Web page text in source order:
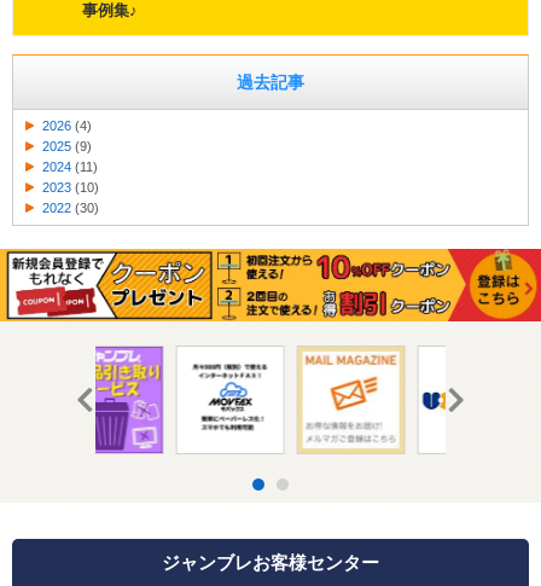
事例集♪
過去記事
2026 (4)
2025 (9)
2024 (11)
2023 (10)
2022 (30)
ジャンブレお客様センター